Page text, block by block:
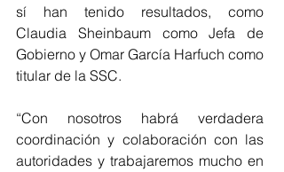
sí han tenido resultados, como
Claudia Sheinbaum como Jefa de
Gobierno y Omar García Harfuch como
titular de la SSC.
“Con nosotros habrá verdadera
coordinación y colaboración con las
autoridades y trabajaremos mucho en